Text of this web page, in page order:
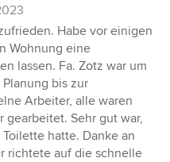
Habe vor einigen
Wohnung eine
lassen. Fa. Zotz war um
bis zur
Arbeiter, alle waren
gearbeitet. Sehr gut war,
hatte. Danke an
richtete auf die schnelle